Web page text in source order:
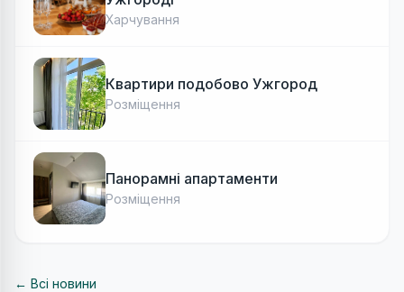
Харчування
Квартири подобово Ужгород
Розміщення
Панорамні апартаменти
Розміщення
← Всі новини